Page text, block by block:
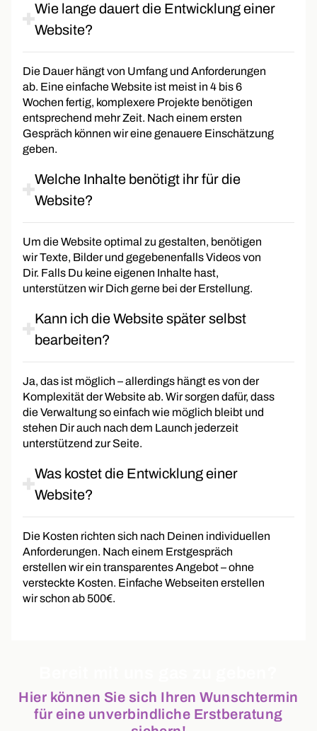
Wie lange dauert die Entwicklung einer
Website?
Die Dauer hängt von Umfang und Anforderungen
ab. Eine einfache Website ist meist in 4 bis 6
Wochen fertig, komplexere Projekte benötigen
entsprechend mehr Zeit. Nach einem ersten
Gespräch können wir eine genauere Einschätzung
geben.
Welche Inhalte benötigt ihr für die
Website?
Um die Website optimal zu gestalten, benötigen
wir Texte, Bilder und gegebenenfalls Videos von
Dir. Falls Du keine eigenen Inhalte hast,
unterstützen wir Dich gerne bei der Erstellung.
Kann ich die Website später selbst
bearbeiten?
Ja, das ist möglich – allerdings hängt es von der
Komplexität der Website ab. Wir sorgen dafür, dass
die Verwaltung so einfach wie möglich bleibt und
stehen Dir auch nach dem Launch jederzeit
unterstützend zur Seite.
Was kostet die Entwicklung einer
Website?
Die Kosten richten sich nach Deinen individuellen
Anforderungen. Nach einem Erstgespräch
erstellen wir ein transparentes Angebot – ohne
versteckte Kosten. Einfache Webseiten erstellen
wir schon ab 500€.
Hier können Sie sich Ihren Wunschtermin
für eine unverbindliche Erstberatung